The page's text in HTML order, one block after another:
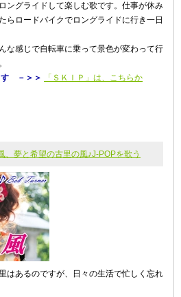
ングライドして楽しむ歌です。仕事が休み
らロードバイクでロングライドに行き一日
な感じで自転車に乗って景色が変わって行
す －＞＞
「ＳＫＩＰ」は、こちらか
、夢と希望の古里の風♪J-POPを歌う
はあるのですが、日々の生活で忙しく忘れ